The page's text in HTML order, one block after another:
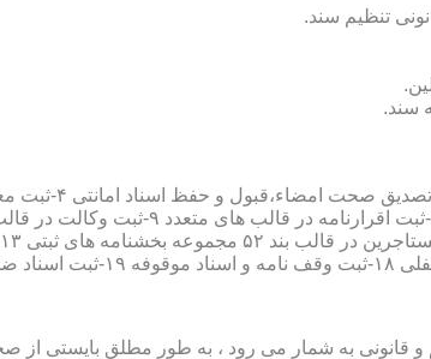
و قانونی به شمار می رود ، به طور مطلق بایستی از